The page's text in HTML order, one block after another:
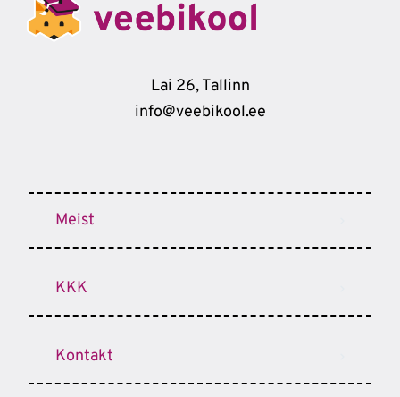
Lai 26, Tallinn
info@veebikool.ee
Meist
KKK
Kontakt